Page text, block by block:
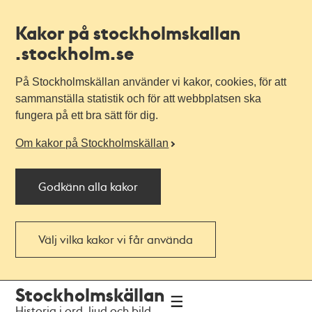
Kakor på stockholmskallan
.stockholm.se
På Stockholmskällan använder vi kakor, cookies, för att
sammanställa statistik och för att webbplatsen ska
fungera på ett bra sätt för dig.
Om kakor på Stockholmskällan
Godkänn alla kakor
Välj vilka kakor vi får använda
navigationen
huvudinnehållet
Stockholmskällan